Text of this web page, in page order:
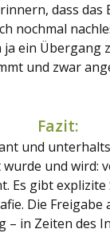
dass das
nochmal
ein Übergang
und zwar
Fazit:
und
und wird:
Es gibt explizite
Die Freigabe
– in Zeiten des